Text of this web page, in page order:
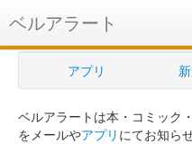
ベルアラート
ベルアラートとは
ヘルプ
新規登録
アプリ
ベルアラートは本・コミック
をメールやアプリ にてお知ら